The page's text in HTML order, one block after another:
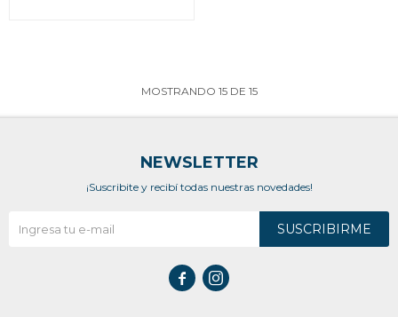
MOSTRANDO 15DE 15
NEWSLETTER
¡Suscribite y recibí todas nuestras novedades!
SUSCRIBIRME
 